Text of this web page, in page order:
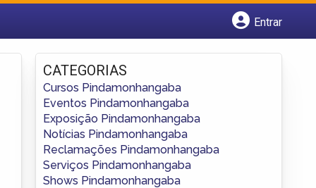
Entrar
Fazer login
Criar conta
CATEGORIAS
Cursos Pindamonhangaba
Eventos Pindamonhangaba
Exposição Pindamonhangaba
Notícias Pindamonhangaba
Reclamações Pindamonhangaba
Serviços Pindamonhangaba
Shows Pindamonhangaba